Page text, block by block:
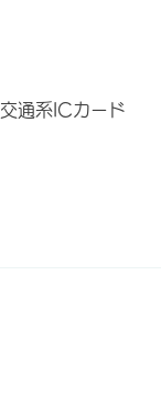
交通系ICカード